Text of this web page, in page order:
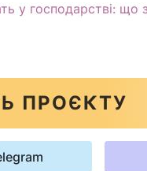
у господарстві:
ПРОЄКТУ